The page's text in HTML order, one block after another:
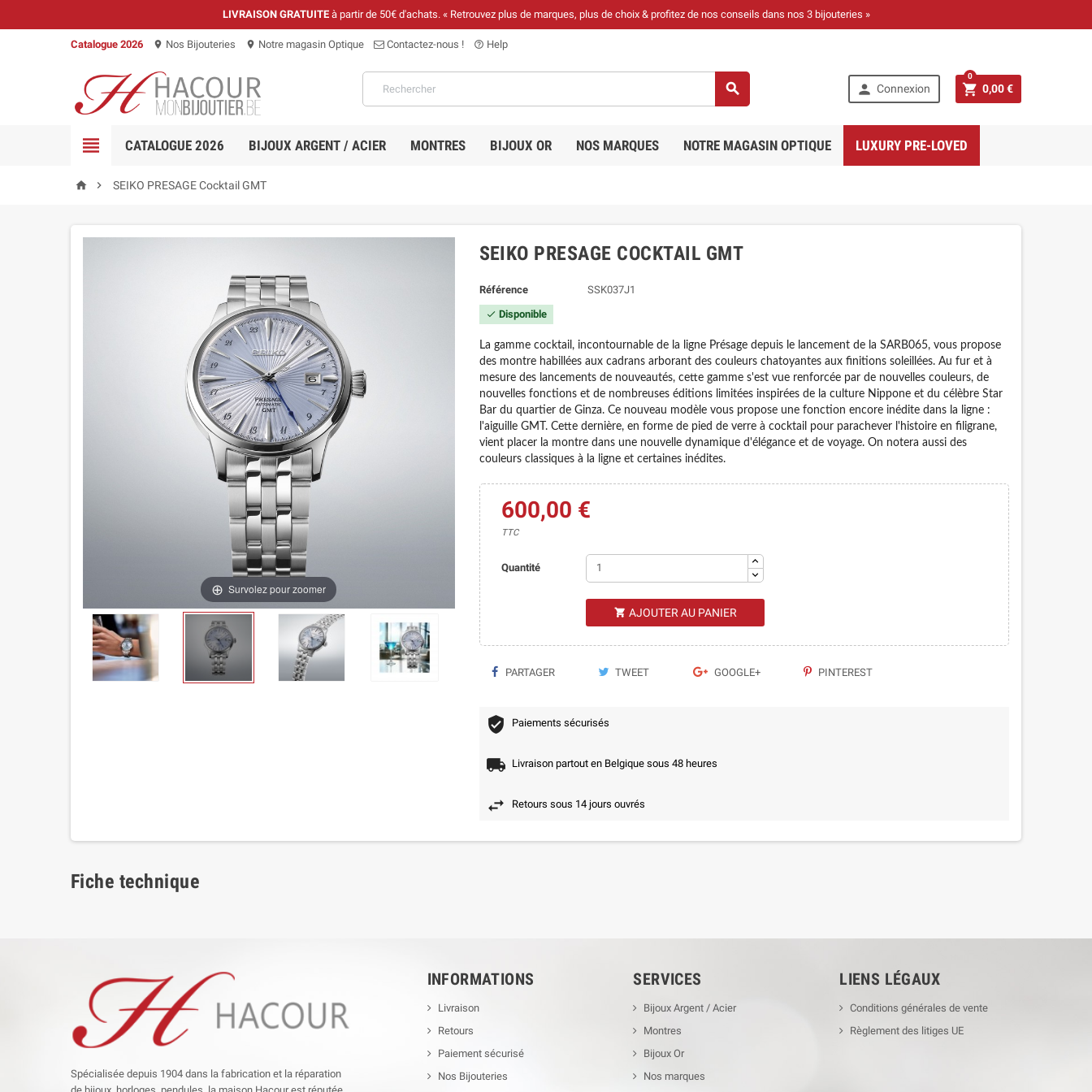
LIVRAISON GRATUITEà partir de 50€ d'achats. « Retrouvez plus de marques, plus de choix & profitez de nos conseils dans nos 3 bijouteries »
Catalogue 2026 location_on Nos Bijouteries location_on Notre magasin Optique Contactez-nous ! help_outline Help
  Connexion  0,00 €
0
 CATALOGUE 2026 BIJOUX ARGENT / ACIER MONTRES BIJOUX OR NOS MARQUES NOTRE MAGASIN OPTIQUE LUXURY PRE-LOVED
  SEIKO PRESAGE Cocktail GMT
Survolez pour zoomer
SEIKO PRESAGE COCKTAIL GMT
Référence SSK037J1
 Disponible
La gamme cocktail, incontournable de la ligne Présage depuis le lancement de la SARB065, vous propose
des montre habillées aux cadrans arborant des couleurs chatoyantes aux finitions soleillées. Au fur et à
mesure des lancements de nouveautés, cette gamme s'est vue renforcée par de nouvelles couleurs, de
nouvelles fonctions et de nombreuses éditions limitées inspirées de la culture Nippone et du célèbre Star
Bar du quartier de Ginza. Ce nouveau modèle vous propose une fonction encore inédite dans la ligne :
l'aiguille GMT. Cette dernière, en forme de pied de verre à cocktail pour parachever l'histoire en filigrane,
vient placer la montre dans une nouvelle dynamique d'élégance et de voyage. On notera aussi des
couleurs classiques à la ligne et certaines inédites.
600,00 €
TTC
Quantité
 AJOUTER AU PANIER
PARTAGER TWEET GOOGLE+ PINTEREST
Paiements sécurisés
Livraison partout en Belgique sous 48 heures
Retours sous 14 jours ouvrés
Fiche technique
Spécialisée depuis 1904 dans la fabrication et la réparation
INFORMATIONS
Livraison
Retours
Paiement sécurisé
Nos Bijouteries
SERVICES
Bijoux Argent / Acier
Montres
Bijoux Or
Nos marques
LIENS LÉGAUX
Conditions générales de vente
Règlement des litiges UE